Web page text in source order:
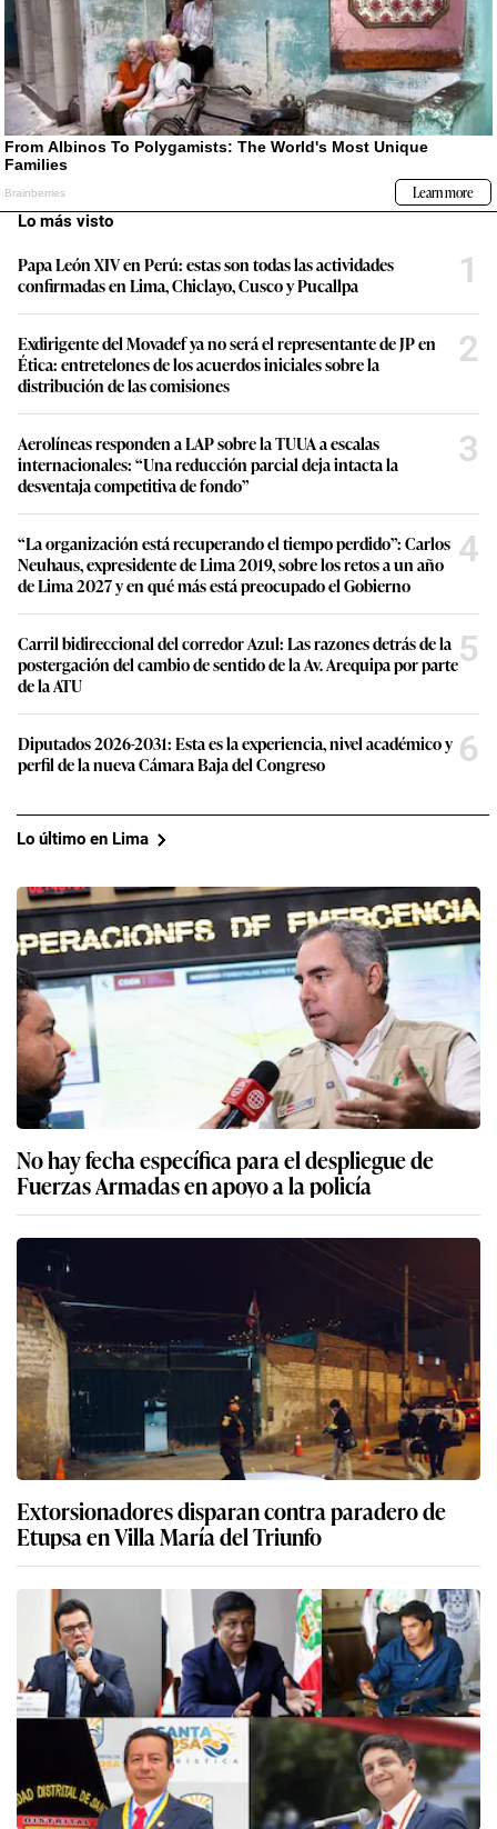
Lo más visto
Papa León XIV en Perú: estas son todas las actividades
confirmadas en Lima, Chiclayo, Cusco y Pucallpa
1
Exdirigente del Movadef ya no será el representante de JP en
Ética: entretelones de los acuerdos iniciales sobre la
distribución de las comisiones
2
Aerolíneas responden a LAP sobre la TUUA a escalas
internacionales: “Una reducción parcial deja intacta la
desventaja competitiva de fondo”
3
“La organización está recuperando el tiempo perdido”: Carlos
Neuhaus, expresidente de Lima 2019, sobre los retos a un año
de Lima 2027 y en qué más está preocupado el Gobierno
4
Carril bidireccional del corredor Azul: Las razones detrás de la
postergación del cambio de sentido de la Av. Arequipa por parte
de la ATU
5
Diputados 2026-2031: Esta es la experiencia, nivel académico y
perfil de la nueva Cámara Baja del Congreso
6
Lo último en Lima
No hay fecha específica para el despliegue de
Fuerzas Armadas en apoyo a la policía
Extorsionadores disparan contra paradero de
Etupsa en Villa María del Triunfo